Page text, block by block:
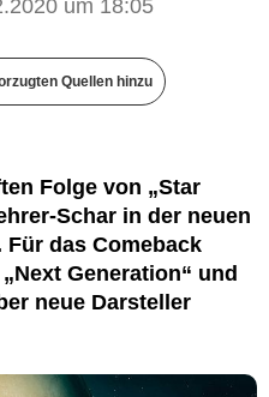
um 18:05
Quellen hinzu
Folge von „Star
Schar in der neuen
Für das Comeback
Generation“ und
neue Darsteller